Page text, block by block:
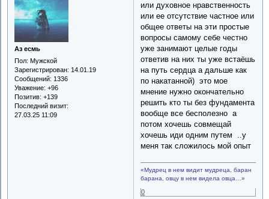
Аз есмь
Пол: Мужской
Зарегистрирован: 14.01.19
Сообщений: 1336
Уважение: +96
Позитив: +139
Последний визит:
27.03.25 11:09
или духовное нравственность
или ее отсутствие частное или
общее ответы на эти простые
вопросы самому себе честно
уже занимают целые годы
ответив на них ты уже встаёшь
на путь сердца а дальше как
по накатанной) это мое
мнение нужно окончательно
решить кто ты без фундамента
вообще все бесполезно а
потом хочешь совмещай
хочешь иди одним путем ..у
меня так сложилось мой опыт
«Мудрец в нем видит мудреца, баран
барана, овцу в нем видела овца…»
0